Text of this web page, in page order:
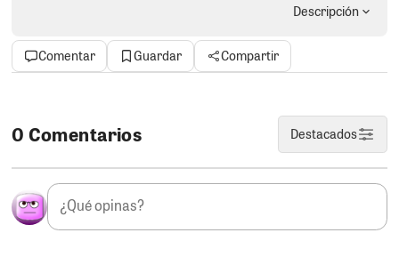
anteriormente uno de los acusados como es el alcalde
del distrito de Los Aquijes, Edward Amorotto, estuvo
Javier Gallegos ya se comió 50 días de cárcel por este
NO PASA NADA.
límites. Cree en su inocencia pese a las pruebas
contundentes que existe contra lo que la Fiscalía ha
Descripción
Comentar Guardar Compartir
0 Comentarios Destacados